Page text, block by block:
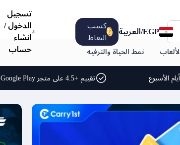
EGP
/ العربية
كسب
النقاط
تسجيل
الدخول/
انشاء
حساب
نمط الحياة والترفيه
الأسبوع تقييم +4.5 على متجر Google Play وApp Store